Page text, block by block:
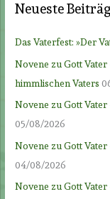
Neueste
Das Vaterfest: »Der
Novene zu Gott
himmlischen Vaters
Novene zu Gott
05/08/2026
Novene zu Gott
04/08/2026
Novene zu Gott